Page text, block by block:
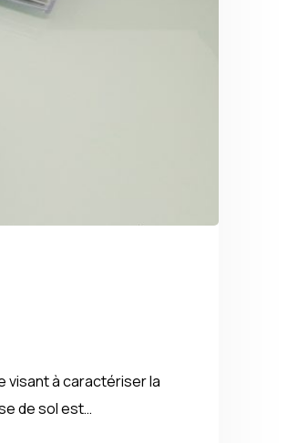
visant à caractériser la
de sol est…